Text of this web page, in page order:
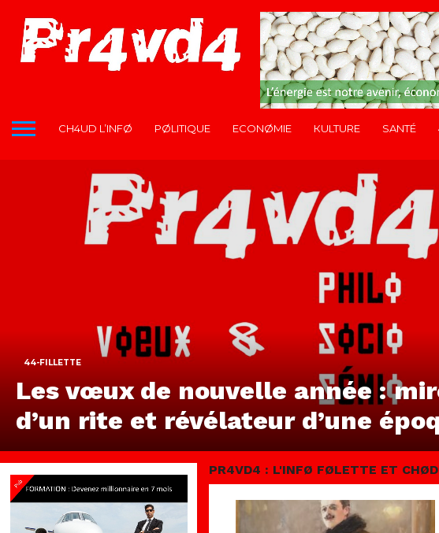
CH4UD L’INFØ PØLITIQUE ECONØMIE КULTURE SANTÉ
44-FILLETTE
Les vœux de nouvelle année :
d’un rite et révélateur d’une
PR4VD4 : L'INFØ FØLETTE ET